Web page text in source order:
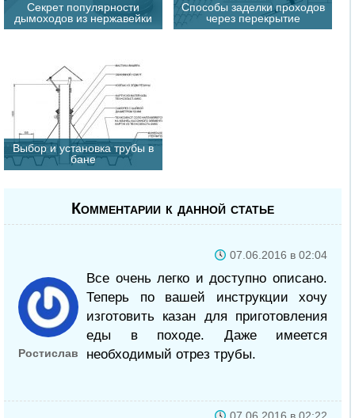
Секрет популярности
дымоходов из нержавейки
Способы заделки проходов
через перекрытие
Выбор и установка трубы в
бане
Комментарии к данной статье
Ростислав
Все очень легко и доступно описано.
Теперь по вашей инструкции хочу
изготовить казан для приготовления
еды в походе. Даже имеется
необходимый отрез трубы.
07.06.2016 в 02:04